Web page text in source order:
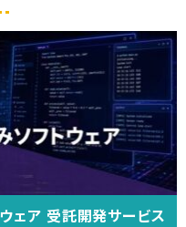
ェア 受託開発サービス